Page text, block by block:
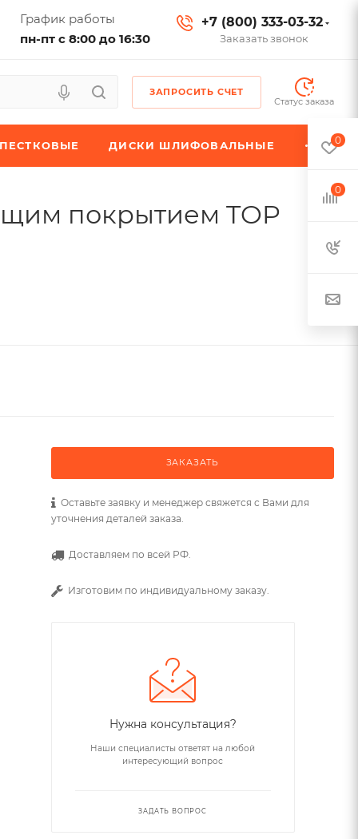
График работы
пн-пт с 8:00 до 16:30
+7 (800) 333-03-32
Заказать звонок
ЗАПРОСИТЬ СЧЕТ
Статус заказа
ДИСКИ ШЛИФОВАЛЬНЫЕ
покрытием TOP
ЗАКАЗАТЬ
Оставьте заявку и менеджер свяжется с Вами для
уточнения деталей заказа.
Доставляем по всей РФ.
Изготовим по индивидуальному заказу.
Нужна консультация?
Наши специалисты ответят на любой
интересующий вопрос
ЗАДАТЬ ВОПРОС
0
0